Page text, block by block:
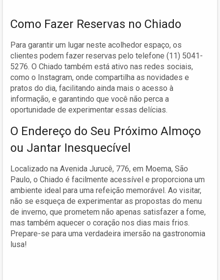
Como Fazer Reservas no Chiado
Para garantir um lugar neste acolhedor espaço, os
clientes podem fazer reservas pelo telefone (11) 5041-
5276. O Chiado também está ativo nas redes sociais,
como o Instagram, onde compartilha as novidades e
pratos do dia, facilitando ainda mais o acesso à
informação, e garantindo que você não perca a
oportunidade de experimentar essas delícias.
O Endereço do Seu Próximo Almoço
ou Jantar Inesquecível
Localizado na Avenida Jurucê, 776, em Moema, São
Paulo, o Chiado é facilmente acessível e proporciona um
ambiente ideal para uma refeição memorável. Ao visitar,
não se esqueça de experimentar as propostas do menu
de inverno, que prometem não apenas satisfazer a fome,
mas também aquecer o coração nos dias mais frios.
Prepare-se para uma verdadeira imersão na gastronomia
lusa!